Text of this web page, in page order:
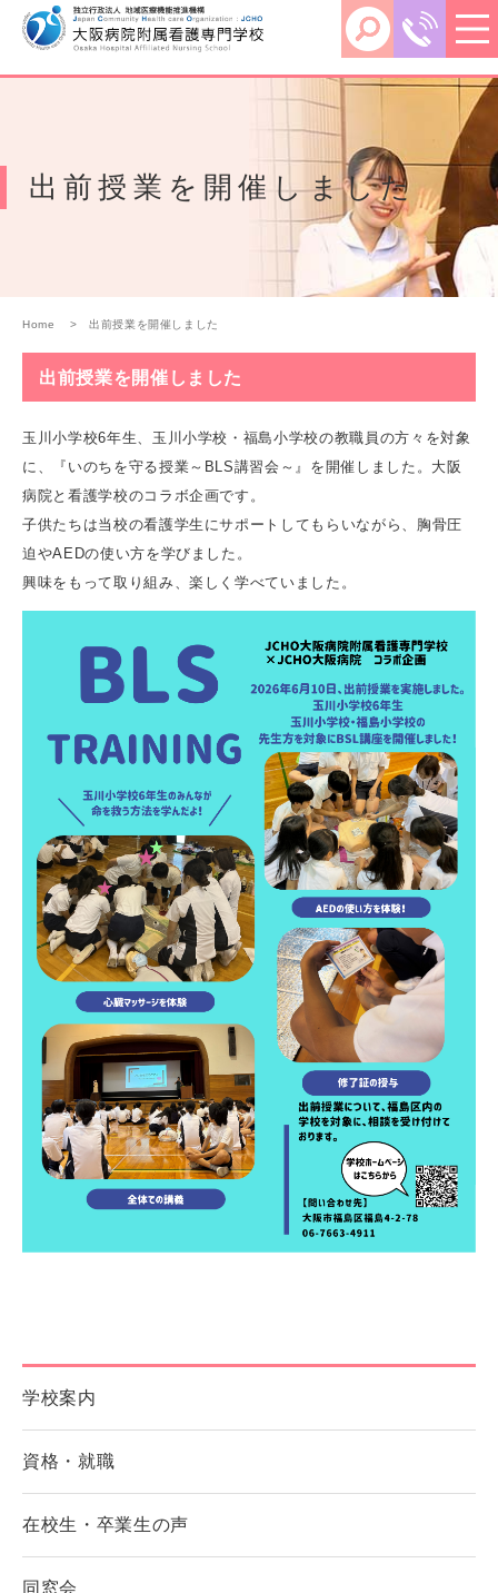
出前授業を開催しました
Home 出前授業を開催しました
出前授業を開催しました
玉川小学校6年生、玉川小学校・福島小学校の教職員の方々を対象
に、『いのちを守る授業～BLS講習会～』を開催しました。大阪
病院と看護学校のコラボ企画です。
子供たちは当校の看護学生にサポートしてもらいながら、胸骨圧
迫やAEDの使い方を学びました。
興味をもって取り組み、楽しく学べていました。
学校案内
資格・就職
在校生・卒業生の声
同窓会